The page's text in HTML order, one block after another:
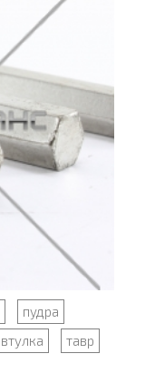
пудра
втулка
тавр